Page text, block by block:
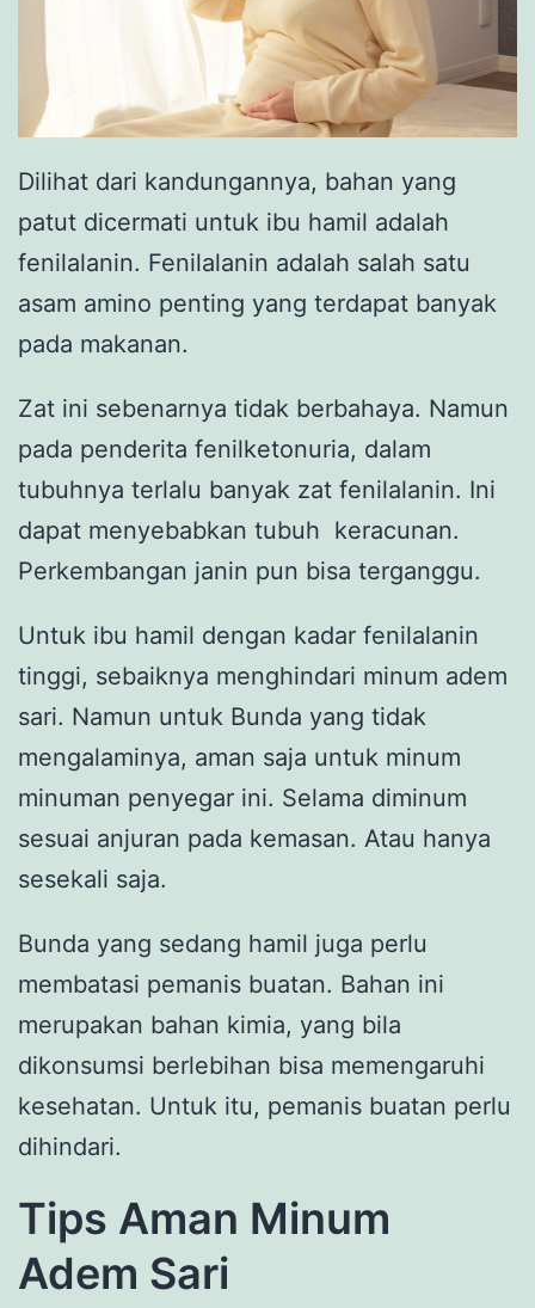
Dilihat dari kandungannya, bahan yang
patut dicermati untuk ibu hamil adalah
fenilalanin. Fenilalanin adalah salah satu
asam amino penting yang terdapat banyak
pada makanan.
Zat ini sebenarnya tidak berbahaya. Namun
pada penderita fenilketonuria, dalam
tubuhnya terlalu banyak zat fenilalanin. Ini
dapat menyebabkan tubuh keracunan.
Perkembangan janin pun bisa terganggu.
Untuk ibu hamil dengan kadar fenilalanin
tinggi, sebaiknya menghindari minum adem
sari. Namun untuk Bunda yang tidak
mengalaminya, aman saja untuk minum
minuman penyegar ini. Selama diminum
sesuai anjuran pada kemasan. Atau hanya
sesekali saja.
Bunda yang sedang hamil juga perlu
membatasi pemanis buatan. Bahan ini
merupakan bahan kimia, yang bila
dikonsumsi berlebihan bisa memengaruhi
kesehatan. Untuk itu, pemanis buatan perlu
dihindari.
Tips Aman Minum
Adem Sari